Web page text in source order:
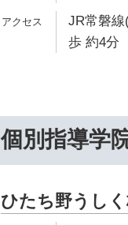
JR常磐
歩 約4分
個別指導学
ひたち野うし